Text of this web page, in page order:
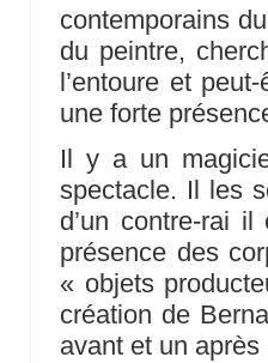
contemporains
du peintre,
l’entoure et
une forte
Il y a un
spectacle. Il les
d’un contre-rai
présence des
« objets
création de
avant et un après